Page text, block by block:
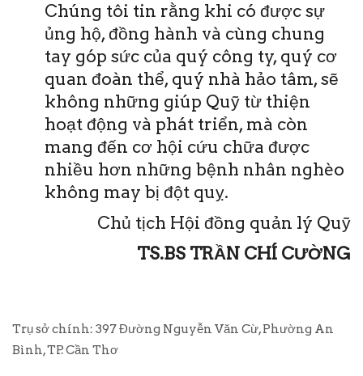
Chúng tôi tin rằng khi có được sự
ủng hộ, đồng hành và cùng chung
tay góp sức của quý công ty, quý cơ
quan đoàn thể, quý nhà hảo tâm, sẽ
không những giúp Quỹ từ thiện
hoạt động và phát triển, mà còn
mang đến cơ hội cứu chữa được
nhiều hơn những bệnh nhân nghèo
không may bị đột quỵ.
Chủ tịch Hội đồng quản lý Quỹ
TS.BS TRẦN CHÍ CƯỜNG
Trụ sở chính: 397 Đường Nguyễn Văn Cừ, Phường An
Bình, TP. Cần Thơ